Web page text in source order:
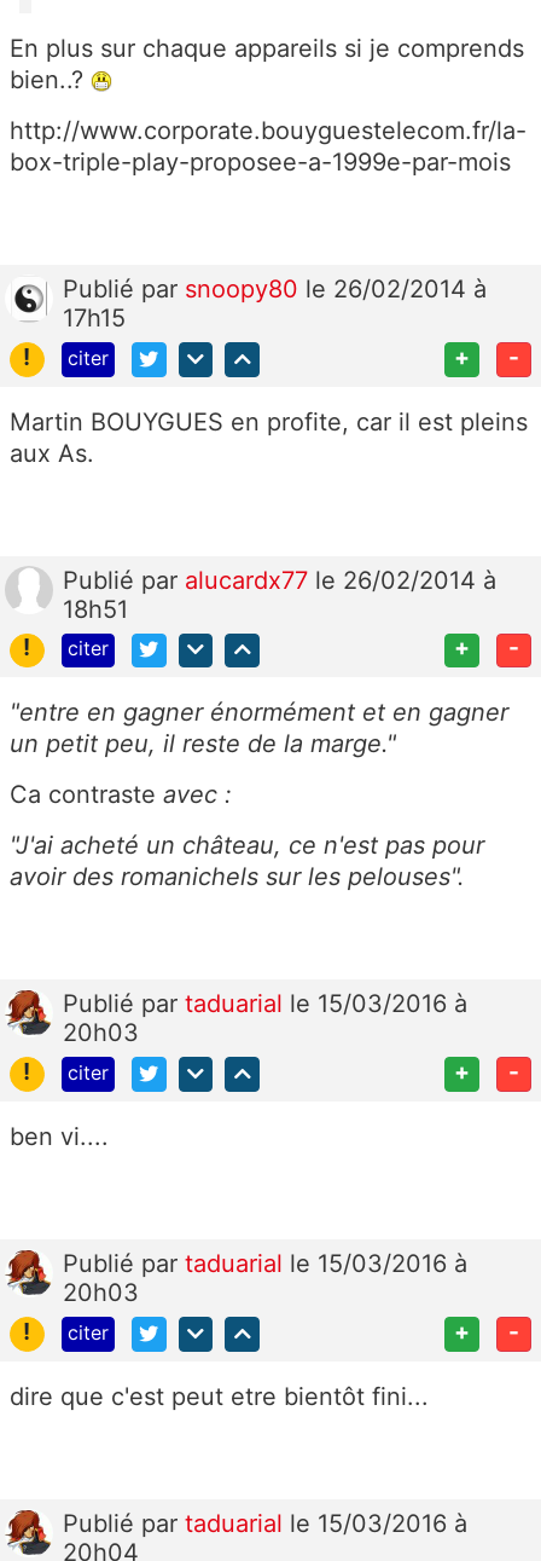
En plus sur chaque appareils si je comprends
bien..?
http://www.corporate.bouyguestelecom.fr/la-
box-triple-play-proposee-a-1999e-par-mois
Publié par snoopy80 le 26/02/2014 à
17h15
!
citer + -
Martin BOUYGUES en profite, car il est pleins
aux As.
Publié par alucardx77 le 26/02/2014 à
18h51
!
citer + -
"entre en gagner énormément et en gagner
un petit peu, il reste de la marge."
Ca contraste avec :
"J'ai acheté un château, ce n'est pas pour
avoir des romanichels sur les pelouses".
Publié par taduarial le 15/03/2016 à
20h03
!
citer + -
ben vi....
Publié par taduarial le 15/03/2016 à
20h03
!
citer + -
dire que c'est peut etre bientôt fini...
Publié par taduarial le 15/03/2016 à
20h04